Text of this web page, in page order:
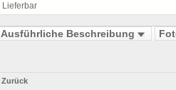
Lieferbar
Ausführliche Beschreibung
Zurück